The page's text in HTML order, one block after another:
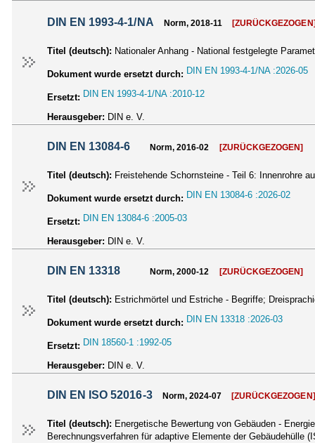
DIN EN 1993-4-1/NA Norm, 2018-11
Titel (deutsch): Nationaler Anhang - National festgelegte
Dokument wurde ersetzt durch: DIN EN 1993-4-1/NA :2026-05
Ersetzt: DIN EN 1993-4-1/NA :2010-12
Herausgeber: DIN e. V.
DIN EN 13084-6 Norm, 2016-02 [ZURÜCKGEZOGEN]
Titel (deutsch): Freistehende Schornsteine - Teil 6: Innenrohre
Dokument wurde ersetzt durch: DIN EN 13084-6 :2026-02
Ersetzt: DIN EN 13084-6 :2005-03
Herausgeber: DIN e. V.
DIN EN 13318 Norm, 2000-12 [ZURÜCKGEZOGEN]
Titel (deutsch): Estrichmörtel und Estriche - Begriffe;
Dokument wurde ersetzt durch: DIN EN 13318 :2026-03
Ersetzt: DIN 18560-1 :1992-05
Herausgeber: DIN e. V.
DIN EN ISO 52016-3 Norm, 2024-07 [ZURÜCKGEZOGEN]
Titel (deutsch): Energetische Bewertung von Gebäuden -
Berechnungsverfahren für adaptive Elemente der Gebäudehülle